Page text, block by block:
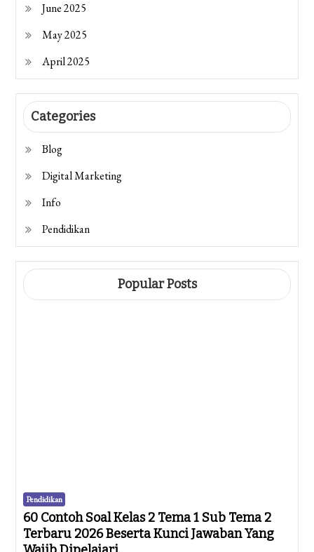
June 2025
May 2025
April 2025
Categories
Blog
Digital Marketing
Info
Pendidikan
Popular Posts
Pendidikan
60 Contoh Soal Kelas 2 Tema 1 Sub Tema 2
Terbaru 2026 Beserta Kunci Jawaban Yang